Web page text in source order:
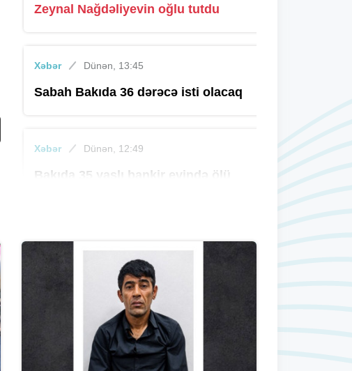
Zeynal Nağdəliyevin oğlu tutdu
Xəbər Dünən, 13:45
Sabah Bakıda 36 dərəcə isti olacaq
Xəbər Dünən, 12:49
Bakıda 35 yaşlı bankir evində ölü
Bakının mərkəzində obyektdə yanğın
- Bakuplus.az hadisə yerində +
Xəbər Dünən, 11:26